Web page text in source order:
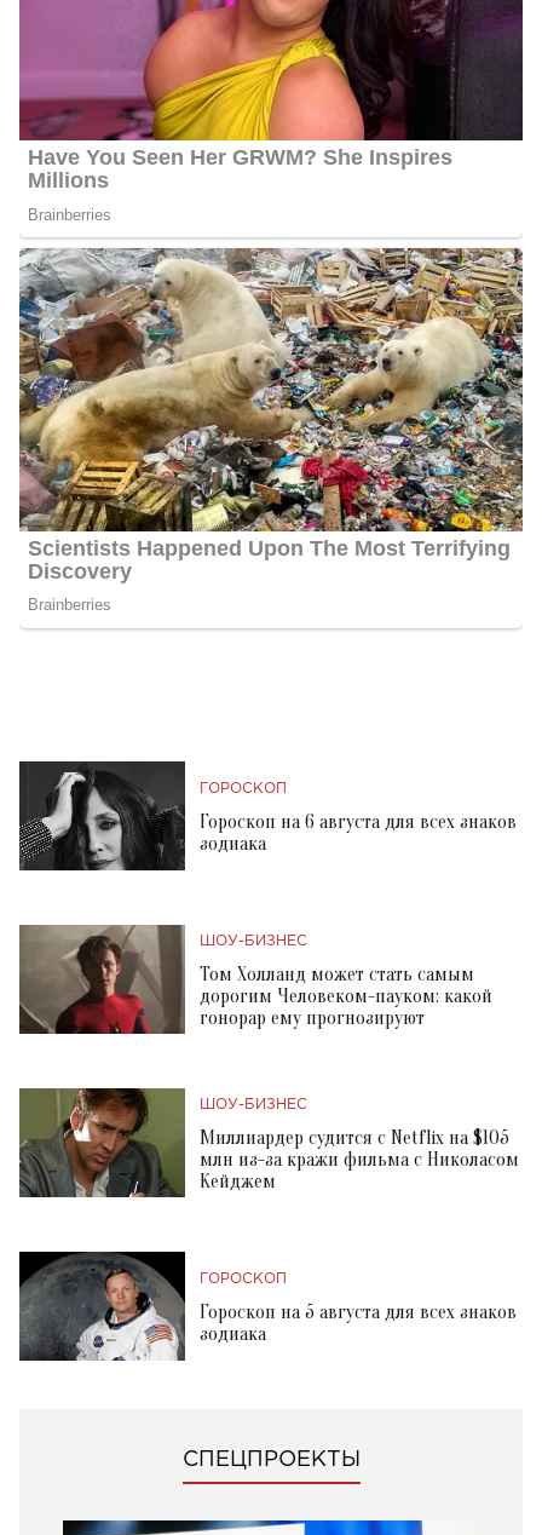
ГОРОСКОП
Гороскоп на 6 августа для всех знаков
зодиака
ШОУ-БИЗНЕС
Том Холланд может стать самым
дорогим Человеком-пауком: какой
гонорар ему прогнозируют
ШОУ-БИЗНЕС
Миллиардер судится с Netflix на $105
млн из-за кражи фильма с Николасом
Кейджем
ГОРОСКОП
Гороскоп на 5 августа для всех знаков
зодиака
СПЕЦПРОЕКТЫ